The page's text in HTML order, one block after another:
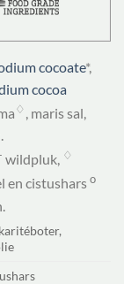
cocoate*,
cocoa
♢, maris sal,
wildpluk, ♢
en cistusharso